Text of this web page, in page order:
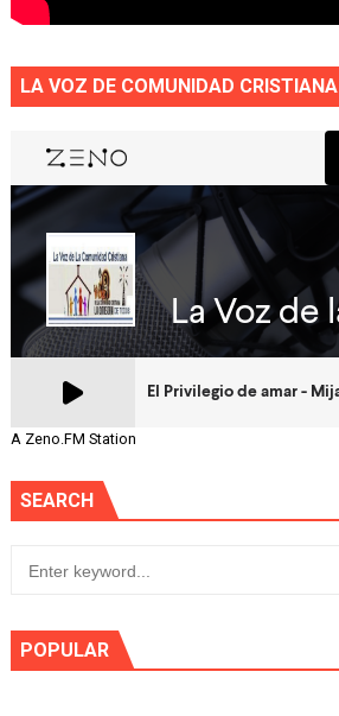
LA VOZ DE COMUNIDAD CRISTIANA
A Zeno.FM Station
SEARCH
POPULAR